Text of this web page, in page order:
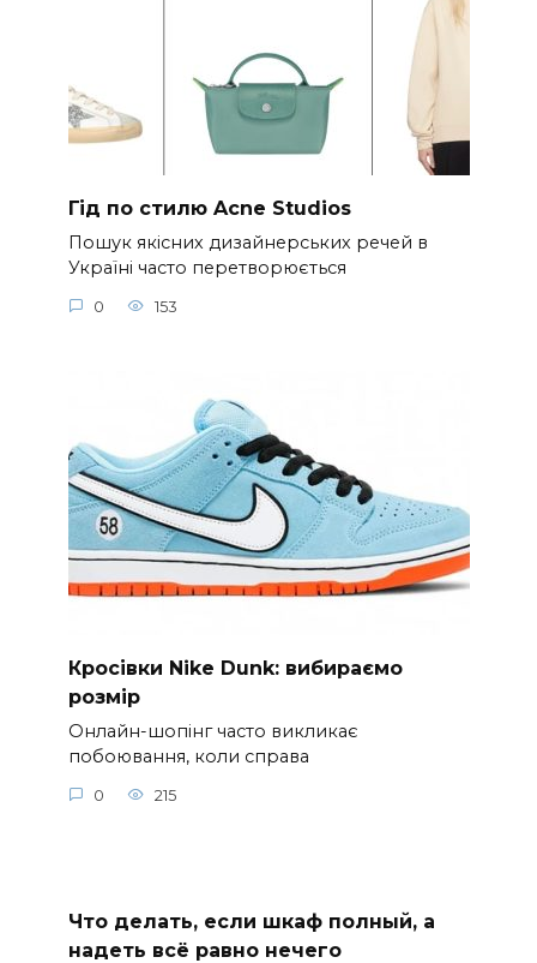
Гід по стилю Acne Studios
Пошук якісних дизайнерських речей в
Україні часто перетворюється
0 153
Кросівки Nike Dunk: вибираємо
розмір
Онлайн-шопінг часто викликає
побоювання, коли справа
0 215
Что делать, если шкаф полный, а
надеть всё равно нечего